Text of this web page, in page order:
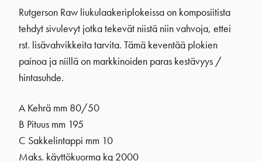
Rutgerson Raw liukulaakeriplokeissa on komposiitista
tehdyt sivulevyt jotka tekevät niistä niin vahvoja, ettei
rst. lisävahvikkeita tarvita. Tämä keventää plokien
painoa ja niillä on markkinoiden paras kestävyys /
hintasuhde.
A Kehrä mm 80/50
B Pituus mm 195
C Sakkelintappi mm 10
Maks. käyttökuorma kg 2000